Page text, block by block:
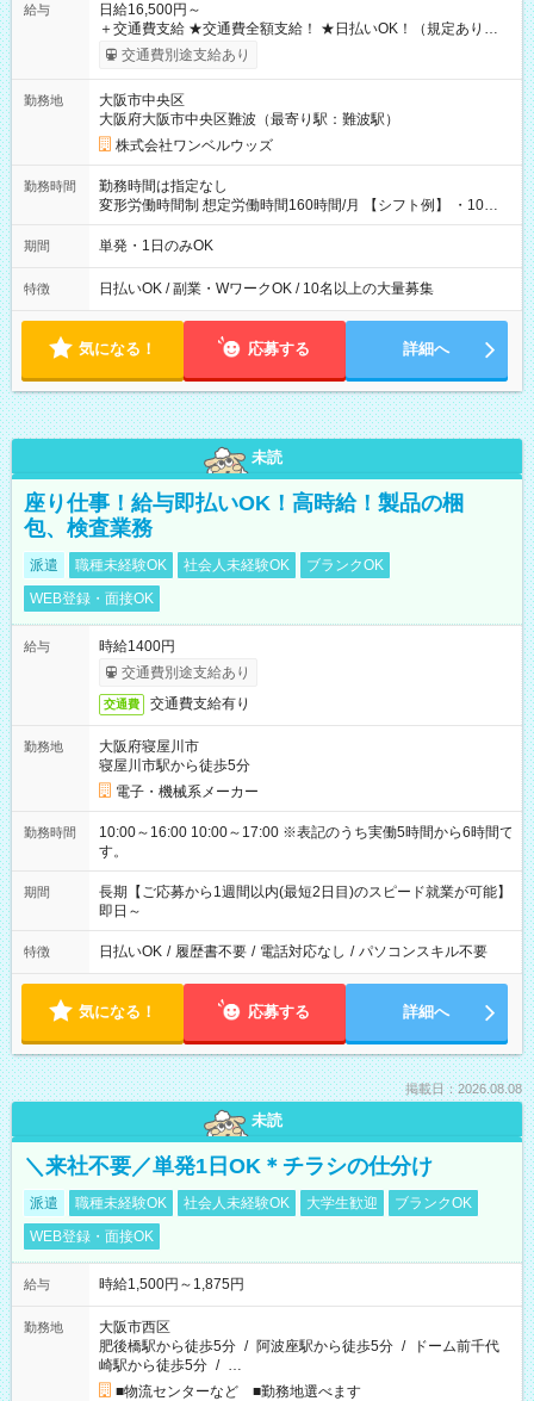
給与
日給16,500円～
＋交通費支給 ★交通費全額支給！ ★日払いOK！（規定あり） ┗
働いたその日に現金GET♪ お仕事後はコンビニATMから 日払
交通費別途支給あり
勤務地
大阪市中央区
大阪府大阪市中央区難波（最寄り駅：難波駅）
株式会社ワンベルウッズ
勤務時間
勤務時間は指定なし
変形労働時間制 想定労働時間160時間/月 【シフト例】 ・10：
00～20：00
期間 単発・1日のみOK
特徴 日払いOK / 副業・WワークOK / 10名以上の大量募集
気になる！ 応募する 詳細へ
未読
座り仕事！給与即払いOK！高時給！製品の梱
包、検査業務
派遣 職種未経験OK 社会人未経験OK
ブランクOK
WEB登録・面接OK
給与
時給1400円
交通費別途支給あり
交通費 交通費支給有り
勤務地
大阪府寝屋川市
寝屋川市駅から徒歩5分
電子・機械系メーカー
勤務時間
10:00～16:00 10:00～17:00 ※表記のうち実働5時間から6時間で
す。
期間
長期【ご応募から1週間以内(最短2日目)のスピード就業が可能】
即日～
特徴 日払いOK / 履歴書不要 / 電話対応なし / パソコンスキル不要
気になる！ 応募する 詳細へ
掲載日：2026.08.08
未読
＼来社不要／単発1日OK＊チラシの仕分け
派遣 職種未経験OK 社会人未経験OK 大学生歓迎
ブランクOK
WEB登録・面接OK
給与 時給1,500円～1,875円
勤務地
大阪市西区
肥後橋駅から徒歩5分 / 阿波座駅から徒歩5分 /
ドーム前千代
崎駅から徒歩5分 / …
■物流センターなど ■勤務地選べます